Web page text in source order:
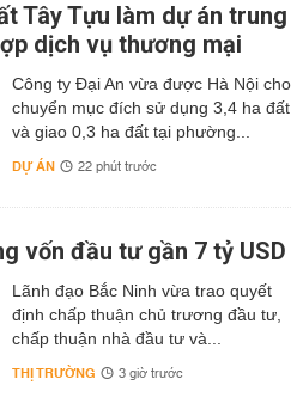
Tây Tựu làm dự án trung
dịch vụ thương mại
Công ty Đại An vừa được Hà Nội cho
chuyển mục đích sử dụng 3,4 ha đất
và giao 0,3 ha đất tại phường...
DỰ ÁN 22 phút trước
vốn đầu tư gần 7 tỷ USD
Lãnh đạo Bắc Ninh vừa trao quyết
định chấp thuận chủ trương đầu tư,
chấp thuận nhà đầu tư và...
THỊ TRƯỜNG 3 giờ trước